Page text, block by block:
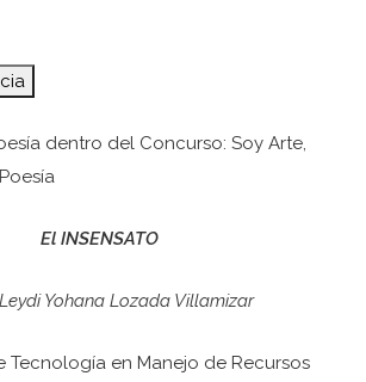
dentro del Concurso: Soy Arte,
El INSENSATO
Yohana Lozada Villamizar
Tecnología en Manejo de Recursos